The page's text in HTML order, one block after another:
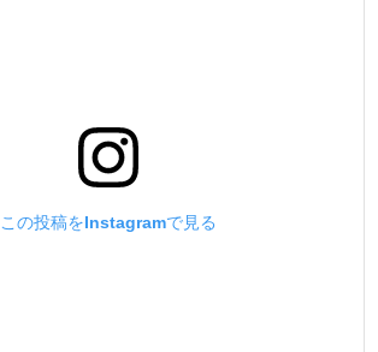
この投稿をInstagramで見る